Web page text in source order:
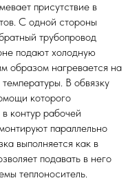
присутствие в
С одной стороны
трубопровод
подают холодную
образом нагревается на
В обвязку
которого
контур рабочей
параллельно
выполняется как в
подавать в него
теплоноситель.